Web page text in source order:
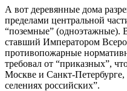
А вот деревянные дома
пределами центральной
“поземные” (одноэтажные).
ставший Императором
противопожарные
требовал от “приказных”,
Москве и Санкт-
селениях российских”.